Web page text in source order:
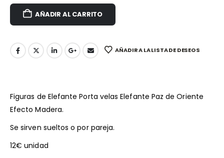
AÑADIR AL CARRITO
AÑADIR A LA LISTA DE DESEOS
Figuras de Elefante Porta velas Elefante Paz de Oriente
Efecto Madera.
Se sirven sueltos o por pareja.
12€ unidad